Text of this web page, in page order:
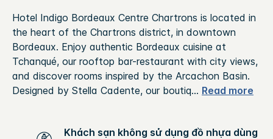
Hotel Indigo Bordeaux Centre Chartrons is located in
the heart of the Chartrons district, in downtown
Bordeaux. Enjoy authentic Bordeaux cuisine at
Tchanqué, our rooftop bar-restaurant with city views,
and discover rooms inspired by the Arcachon Basin.
Designed by Stella Cadente, our boutiq... Read more
Khách sạn không sử dụng đồ nhựa dùng